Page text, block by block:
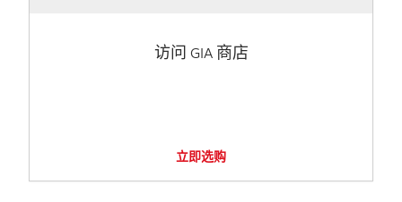
访问 GIA 商店
立即选购